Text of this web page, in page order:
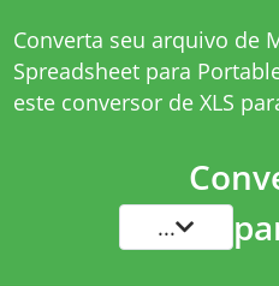
Converta seu arquivo de
Spreadsheet para
este conversor de XLS
...